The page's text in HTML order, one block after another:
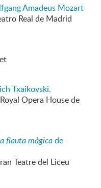
Amadeus Mozart
Real de Madrid
Txaikovski.
Opera House de
flauta màgicade
Teatre del Liceu